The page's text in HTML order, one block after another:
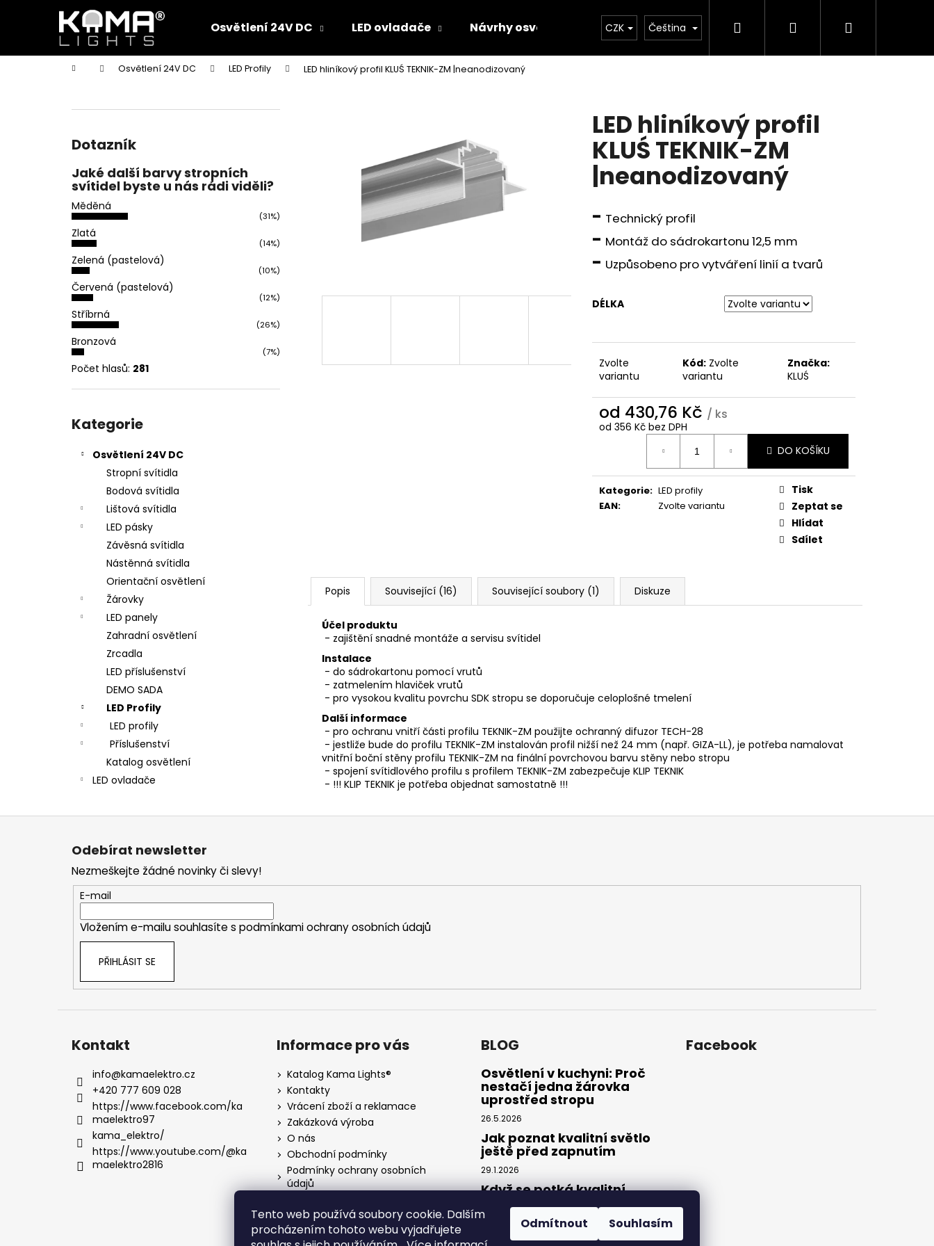
Tento web používá soubory cookie. Dalším
procházením tohoto webu vyjadřujete
Odmítnout Souhlasím
Osvětlení 24V DC LED ovladače Návrhy osvětlení Kalkulačka
CZK Čeština Hledat PřihlášeníNákupní
Domů Osvětlení 24V DC LED Profily LED hliníkový profil KLUŚ TEKNIK-ZM |neanodizovaný
Dotazník
Jaké další barvy stropních
svítidel byste u nás rádi viděli?
Měděná
(31%)
Zlatá
(14%)
Zelená (pastelová)
(10%)
Červená (pastelová)
(12%)
Stříbrná
(26%)
Bronzová
(7%)
Počet hlasů: 281
kategorie
Kategorie
Osvětlení 24V DC
Stropní svítidla
Bodová svítidla
Lištová svítidla
LED pásky
Závěsná svítidla
Nástěnná svítidla
Orientační osvětlení
Žárovky
LED panely
Zahradní osvětlení
Zrcadla
LED příslušenství
DEMO SADA
LED Profily
LED profily
Příslušenství
Katalog osvětlení
LED ovladače
LED hliníkový profil
KLUŚ TEKNIK-ZM
|neanodizovaný
- Technický profil
- Montáž do sádrokartonu 12,5 mm
- Uzpůsobeno pro vytváření linií a tvarů
DÉLKA
Zvolte
variantu
Kód: Zvolte
variantu
Značka:
KLUŚ
od 430,76 Kč / ks
od 356 Kč bez DPH
DO KOŠÍKU
Kategorie: LED profily
EAN: Zvolte variantu
Tisk
Zeptat se
Hlídat
Sdílet
Popis Související (16) Související soubory (1) Diskuze
Účel produktu
- zajištění snadné montáže a servisu svítidel
Instalace
- do sádrokartonu pomocí vrutů
- zatmelením hlaviček vrutů
- pro vysokou kvalitu povrchu SDK stropu se doporučuje celoplošné tmelení
Další informace
- pro ochranu vnitří části profilu TEKNIK-ZM použijte ochranný difuzor TECH-28
- jestliže bude do profilu TEKNIK-ZM instalován profil nižší než 24 mm (např. GIZA-LL), je potřeba namalovat
vnitřní boční stěny profilu TEKNIK-ZM na finální povrchovou barvu stěny nebo stropu
- spojení svítidlového profilu s profilem TEKNIK-ZM zabezpečuje KLIP TEKNIK
- !!! KLIP TEKNIK je potřeba objednat samostatně !!!
í
Zpět
do
Zpět
do
Co potřebujete najít?
Doporučujeme
Z
Odebírat newsletter
Nezmeškejte žádné novinky či slevy!
E-mail
Vložením e-mailu souhlasíte s podmínkami ochrany osobních údajů
PŘIHLÁSIT SE
Kontakt
info@kamaelektro.cz
+420 777 609 028
https://www.facebook.com/ka
maelektro97
kama_elektro/
https://www.youtube.com/@ka
maelektro2816
Informace pro vás
Katalog Kama Lights®
Kontakty
Vrácení zboží a reklamace
Zakázková výroba
O nás
Obchodní podmínky
Podmínky ochrany osobních
údajů
BLOG
Osvětlení v kuchyni: Proč
nestačí jedna žárovka
uprostřed stropu
26.5.2026
Jak poznat kvalitní světlo
ještě před zapnutím
29.1.2026
Když se potká kvalitní
návrh a precizní světlo:
Spolupráce Kama Lights®
× Feel Design
Facebook